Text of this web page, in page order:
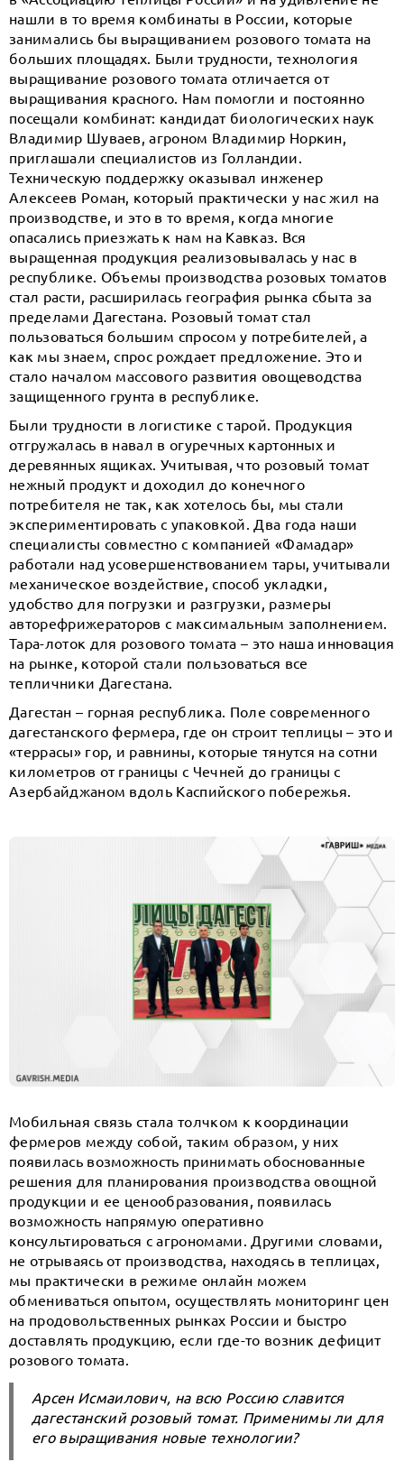
нашли в то время комбинаты в России, которые
занимались бы выращиванием розового томата на
больших площадях. Были трудности, технология
выращивание розового томата отличается от
выращивания красного. Нам помогли и постоянно
посещали комбинат: кандидат биологических наук
Владимир Шуваев, агроном Владимир Норкин,
приглашали специалистов из Голландии.
Техническую поддержку оказывал инженер
Алексеев Роман, который практически у нас жил на
производстве, и это в то время, когда многие
опасались приезжать к нам на Кавказ. Вся
выращенная продукция реализовывалась у нас в
республике. Объемы производства розовых томатов
стал расти, расширилась география рынка сбыта за
пределами Дагестана. Розовый томат стал
пользоваться большим спросом у потребителей, а
как мы знаем, спрос рождает предложение. Это и
стало началом массового развития овощеводства
защищенного грунта в республике.
Были трудности в логистике с тарой. Продукция
отгружалась в навал в огуречных картонных и
деревянных ящиках. Учитывая, что розовый томат
нежный продукт и доходил до конечного
потребителя не так, как хотелось бы, мы стали
экспериментировать с упаковкой. Два года наши
специалисты совместно с компанией «Фамадар»
работали над усовершенствованием тары, учитывали
механическое воздействие, способ укладки,
удобство для погрузки и разгрузки, размеры
авторефрижераторов с максимальным заполнением.
Тара-лоток для розового томата – это наша инновация
на рынке, которой стали пользоваться все
тепличники Дагестана.
Дагестан – горная республика. Поле современного
дагестанского фермера, где он строит теплицы – это и
«террасы» гор, и равнины, которые тянутся на сотни
километров от границы с Чечней до границы с
Азербайджаном вдоль Каспийского побережья.
Мобильная связь стала толчком к координации
фермеров между собой, таким образом, у них
появилась возможность принимать обоснованные
решения для планирования производства овощной
продукции и ее ценообразования, появилась
возможность напрямую оперативно
консультироваться с агрономами. Другими словами,
не отрываясь от производства, находясь в теплицах,
мы практически в режиме онлайн можем
обмениваться опытом, осуществлять мониторинг цен
на продовольственных рынках России и быстро
доставлять продукцию, если где-то возник дефицит
розового томата.
Арсен Исмаилович, на всю Россию славится
дагестанский розовый томат. Применимы ли для
его выращивания новые технологии?